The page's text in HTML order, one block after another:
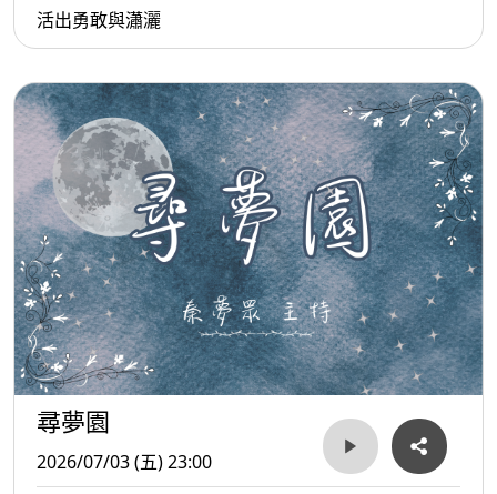
活出勇敢與瀟灑
尋夢園
2026/07/03 (五) 23:00